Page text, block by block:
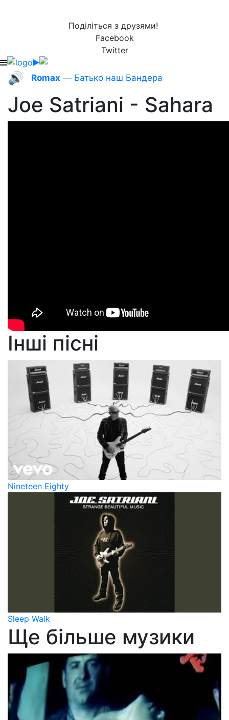
Поділіться з друзями!
Facebook
Twitter
🔊 Romax — Батько наш Бандера
Joe Satriani - Sahara
Інші пісні
Nineteen Eighty
Sleep Walk
Ще більше музики